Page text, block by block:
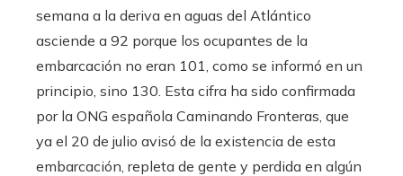
semana a la deriva en aguas del Atlántico
asciende a 92 porque los ocupantes de la
embarcación no eran 101, como se informó en un
principio, sino 130. Esta cifra ha sido confirmada
por la ONG española Caminando Fronteras, que
ya el 20 de julio avisó de la existencia de esta
embarcación, repleta de gente y perdida en algún